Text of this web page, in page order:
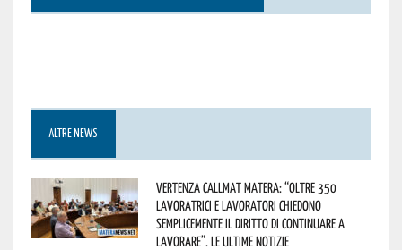
ALTRE NEWS
Vertenza CallMat Matera: “Oltre 350
lavoratrici e lavoratori chiedono
semplicemente il diritto di continuare a
lavorare”. Le ultime notizie